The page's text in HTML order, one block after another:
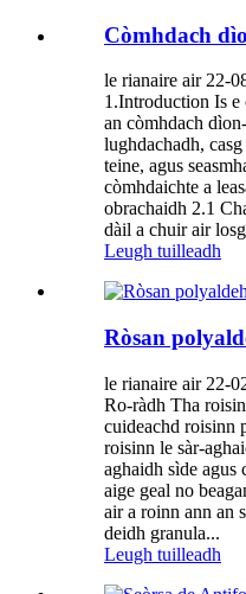
Còmhdach
le rianaire air 22-
1.Introduction Is e
an còmhdach
lughdachadh,
teine, agus
còmhdaichte a
obrachaidh 2.1
dàil a chuir air
Leugh tuilleadh
Ròsan
le rianaire air 22-
Ro-ràdh Tha
cuideachd roisinn
roisinn le sàr-
aghaidh sìde agus
aige geal no
air a roinn ann an
deidh granula...
Leugh tuilleadh